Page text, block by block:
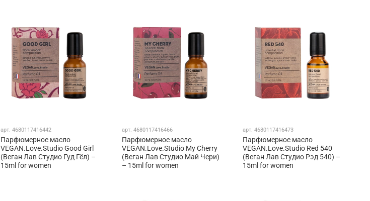
арт.4680117416442
Парфюмерное масло
VEGAN.Love.Studio Good Girl
(Веган Лав Студио Гуд Гёл) –
15ml for women
арт. 4680117416466
Парфюмерное масло
VEGAN.Love.Studio My Cherry
(Веган Лав Студио Май Чери)
– 15ml for women
арт.4680117416473
Парфюмерное масло
VEGAN.Love.Studio Red 540
(Веган Лав Студио Рэд 540) –
15ml for women